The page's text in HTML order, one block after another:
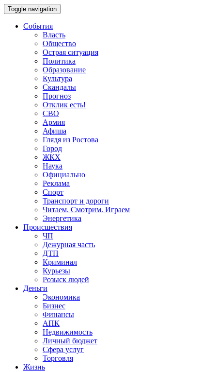
Toggle navigation
События
Власть
Общество
Острая ситуация
Политика
Образование
Культура
Скандалы
Прогноз
Отклик есть!
СВО
Армия
Афиша
Глядя из Ростова
Город
ЖКХ
Наука
Официально
Реклама
Спорт
Транспорт и дороги
Читаем. Смотрим. Играем
Энергетика
Происшествия
ЧП
Дежурная часть
ДТП
Криминал
Курьезы
Розыск людей
Деньги
Экономика
Бизнес
Финансы
АПК
Недвижимость
Личный бюджет
Сфера услуг
Торговля
Жизнь